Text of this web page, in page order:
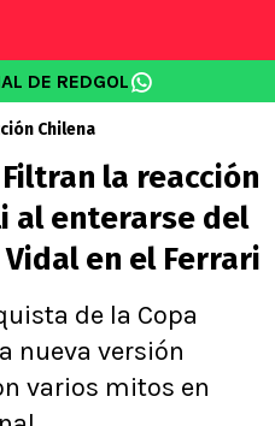
DE REDGOL
Chilena
Filtran la reacción
al enterarse del
en el Ferrari
de la Copa
nueva versión
varios mitos en